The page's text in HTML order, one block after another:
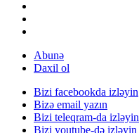
Abunə
Daxil ol
Bizi facebookda izləyin
Bizə email yazın
Bizi teleqram-da izləyin
Bizi youtube-də izləyin